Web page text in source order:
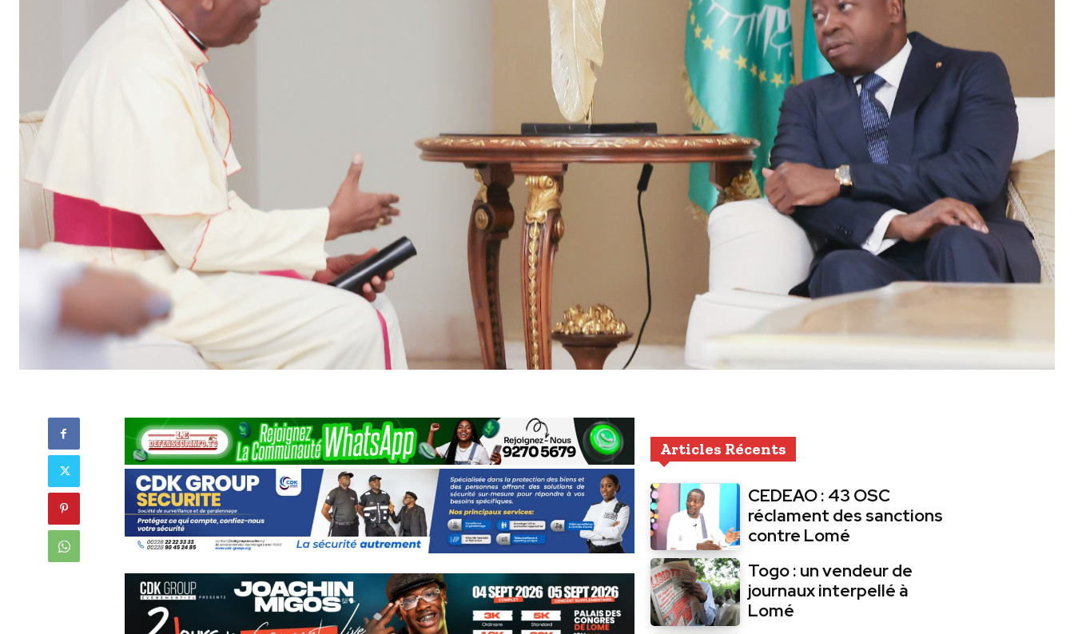
Articles Récents
CEDEAO : 43 OSC
réclament des sanctions
contre Lomé
Togo : un vendeur de
journaux interpellé à
Lomé